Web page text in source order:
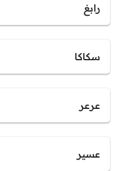
رابغ
سكاكا
عرعر
عسير